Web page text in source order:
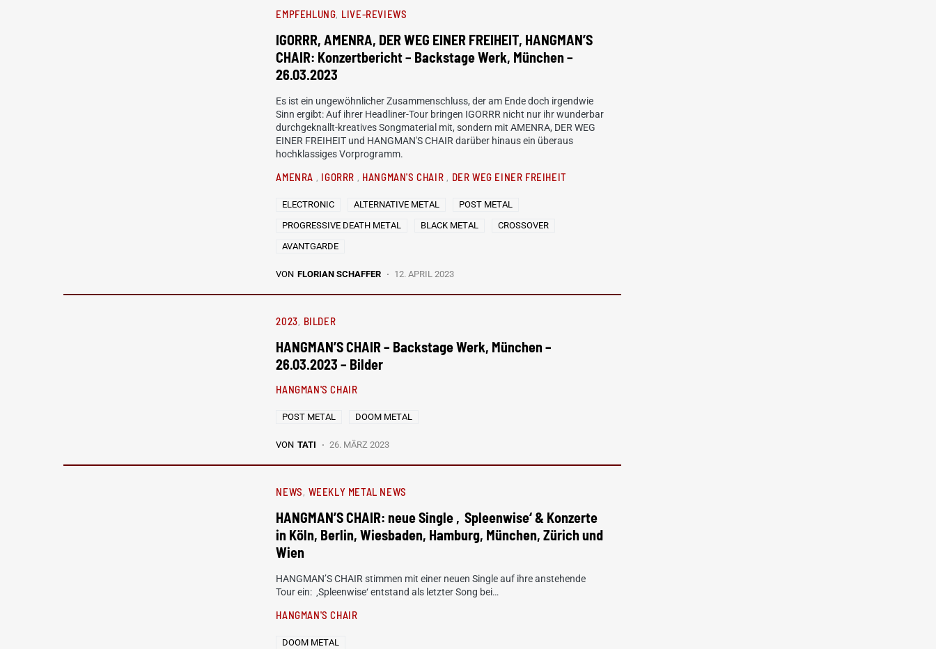
EMPFEHLUNG LIVE-REVIEWS
IGORRR, AMENRA, DER WEG EINER FREIHEIT, HANGMAN’S
CHAIR: Konzertbericht – Backstage Werk, München –
26.03.2023
Es ist ein ungewöhnlicher Zusammenschluss, der am Ende doch irgendwie
Sinn ergibt: Auf ihrer Headliner-Tour bringen IGORRR nicht nur ihr wunderbar
durchgeknallt-kreatives Songmaterial mit, sondern mit AMENRA, DER WEG
EINER FREIHEIT und HANGMAN'S CHAIR darüber hinaus ein überaus
hochklassiges Vorprogramm.
AMENRA IGORRR HANGMAN'S CHAIR DER WEG EINER FREIHEIT
ELECTRONIC ALTERNATIVE METAL
POST METAL
PROGRESSIVE DEATH METAL
BLACK METAL
CROSSOVER
AVANTGARDE
VON FLORIAN SCHAFFER 12. APRIL 2023
2023 BILDER
HANGMAN’S CHAIR – Backstage Werk, München –
26.03.2023 – Bilder
HANGMAN'S CHAIR
POST METAL DOOM METAL
VON TATI 26. MÄRZ 2023
NEWS WEEKLY METAL NEWS
HANGMAN’S CHAIR: neue Single ‚Spleenwise‘ & Konzerte
in Köln, Berlin, Wiesbaden, Hamburg, München, Zürich und
Wien
HANGMAN’S CHAIR stimmen mit einer neuen Single auf ihre anstehende
Tour ein: ‚Spleenwise‘ entstand als letzter Song bei…
HANGMAN'S CHAIR
DOOM METAL